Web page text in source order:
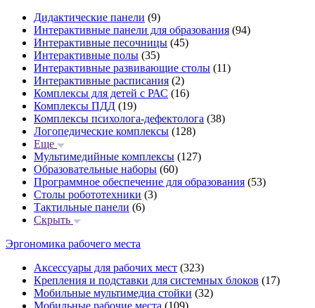
Дидактические панели (9)
Интерактивные панели для образования (94)
Интерактивные песочницы (45)
Интерактивные полы (35)
Интерактивные развивающие столы (11)
Интерактивные расписания (2)
Комплексы для детей с РАС (16)
Комплексы ПДД (19)
Комплексы психолога-дефектолога (38)
Логопедические комплексы (128)
Еще
Мультимедийные комплексы (127)
Образовательные наборы (60)
Программное обеспечение для образования (53)
Столы робототехники (3)
Тактильные панели (6)
Скрыть
Эргономика рабочего места
Аксессуары для рабочих мест (323)
Крепления и подставки для системных блоков (17)
Мобильные мультимедиа стойки (32)
Мобильные рабочие места (109)